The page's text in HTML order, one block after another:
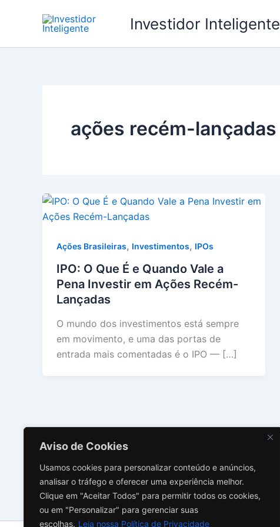
Aviso de Cookies
Usamos cookies para personalizar conteúdo e anúncios,
analisar o tráfego e oferecer uma experiência melhor.
Clique em "Aceitar Todos" para permitir todos os cookies,
ou em "Personalizar" para gerenciar suas
escolhas. Leia nossa Política de Privacidade
Investidor Inteligente
ações recém-lançadas
Ações Brasileiras, Investimentos, IPOs
IPO: O Que É e Quando Vale a
Pena Investir em Ações Recém-
Lançadas
O mundo dos investimentos está sempre
em movimento, e uma das portas de
entrada mais comentadas é o IPO — […]